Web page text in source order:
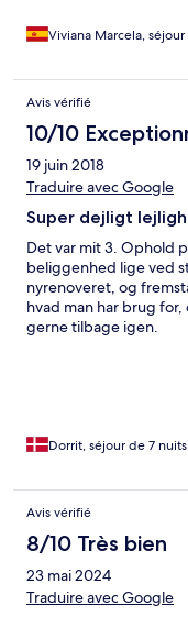
Viviana Marcela,
Avis vérifié
10/10
19 juin 2018
Traduire avec Google
Super dejligt
Det var mit 3. Ophold
beliggenhed lige ved
nyrenoveret, og
hvad man har brug
gerne tilbage igen.
Dorrit, séjour de 7 nuits
Avis vérifié
8/10 Très bien
23 mai 2024
Traduire avec Google